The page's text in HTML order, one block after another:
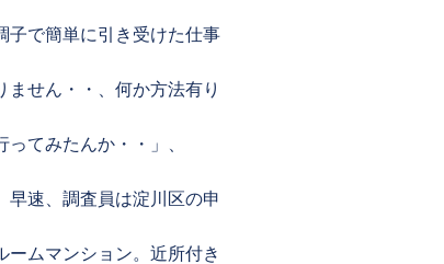
子で簡単に引き受けた仕事
せん・・、何か方法有り
ってみたんか・・」、
早速、調査員は淀川区の申
ムマンション。近所付き